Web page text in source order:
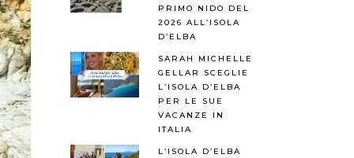
PRIMO NIDO DEL
2026 ALL’ISOLA
D’ELBA
SARAH MICHELLE
GELLAR SCEGLIE
L’ISOLA D’ELBA
PER LE SUE
VACANZE IN
ITALIA
L’ISOLA D’ELBA